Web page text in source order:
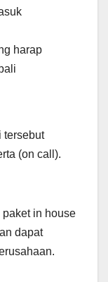
harap
tersebut
(on call).
in house
dapat